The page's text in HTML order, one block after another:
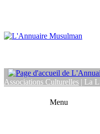
Associations Culturelles | La
Menu